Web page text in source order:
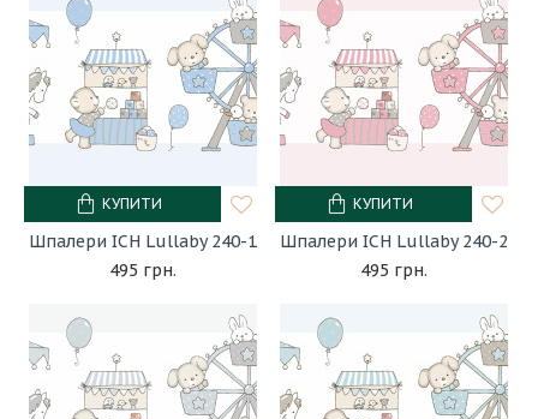
Шпалери ICH Lullaby 240-1
495 грн.
КУПИТИ
Шпалери ICH Lullaby 240-2
495 грн.
КУПИТИ